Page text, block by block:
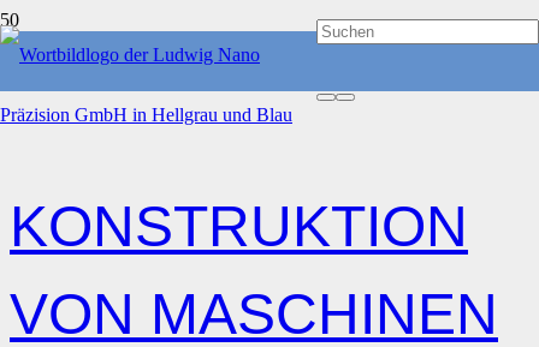
START
KONSTRUKTION
VON MASCHINEN